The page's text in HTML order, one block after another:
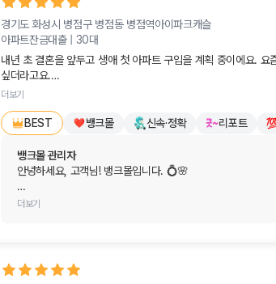
경기도 화성시 병점구 병점동 병점역아이파크캐슬
아파트잔금대출 | 30대
내년 초 결혼을 앞두고 생애 첫 아파트 구입을 계획 중이에요.
싶더라고요.
하나...' 하고 포기하려다가, 친구 추천으로 반신반의하며 뱅크몰
당장 대출을 진행하는 게 아니라서 큰 기대를 안 했는데, 담당자
있었나?' 싶을 정도였답니다.
저처럼 집 구하기나 대출 때문에 막막하신 분들이 계시다면 뱅크
더보기
BEST 뱅크몰 신속·정확 리포트
뱅크몰 관리자
안녕하세요, 고객님! 뱅크몰입니다. 💍🌸
내년 초 결혼과 생애 첫 아파트 마련이라는 인생의 크고 기쁜
단계부터 친절한 안내가 큰 힘이 되었다니 더없이 뿌듯합니다.
더보기